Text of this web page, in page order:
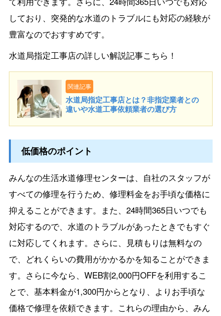
しており、突発的な水道のトラブルにも対応の経験が
豊富なのでおすすめです。
水道局指定工事店の詳しい解説記事こちら！
関連記事
水道局指定工事店とは？非指定業者との
違いや水道工事依頼業者の選び方
低価格のポイント
みんなの生活水道修理センターは、自社のスタッフが
すべての修理を行うため、修理料金をお手頃な価格に
抑えることができます。また、24時間365日いつでも
対応するので、水道のトラブルがあったときでもすぐ
に対応してくれます。さらに、見積もりは無料なの
で、どれくらいの費用がかかるかを知ることができま
す。さらに今なら、WEB割2,000円OFFを利用するこ
とで、基本料金が1,300円からとなり、よりお手頃な
価格で修理を依頼できます。これらの理由から、みん